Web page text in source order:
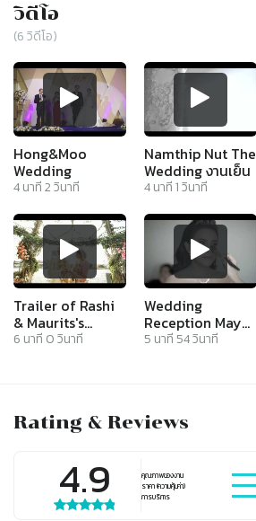
วิดีโอ
(6วิดีโอ)
Hong&Moo
Wedding
4นาที2วินาที
Namthip Nut The
Wedding งานเย็น
4นาที1วินาที
Trailer of Rashi
& Maurits's
Wedding at
Thailand
6 นาที 0วินาที
Wedding
Reception May&
Mork @ Royal
5 นาที 54วินาที
Rating & Reviews
4.9 คุณภาพของงาน
ราคา (ความคุ้มค่า)
การบริการ